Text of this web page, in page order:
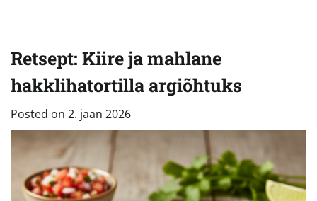
Retsept: Kiire ja mahlane
hakklihatortilla argiõhtuks
Posted on 2. jaan 2026